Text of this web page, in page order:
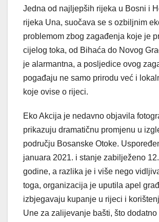
Jedna od najljepših rijeka u Bosni i
rijeka Una, suočava se s ozbiljnim
problemom zbog zagađenja koje je
cijelog toka, od Bihaća do Novog
je alarmantna, a posljedice ovog
pogađaju ne samo prirodu već i
koje ovise o rijeci.
Eko Akcija je nedavno objavila
prikazuju dramatičnu promjenu u
području Bosanske Otoke.
januara 2021. i stanje zabilježeno
godine, a razlika je i više nego
toga, organizacija je uputila apel
izbjegavaju kupanje u rijeci i
Une za zalijevanje bašti, što